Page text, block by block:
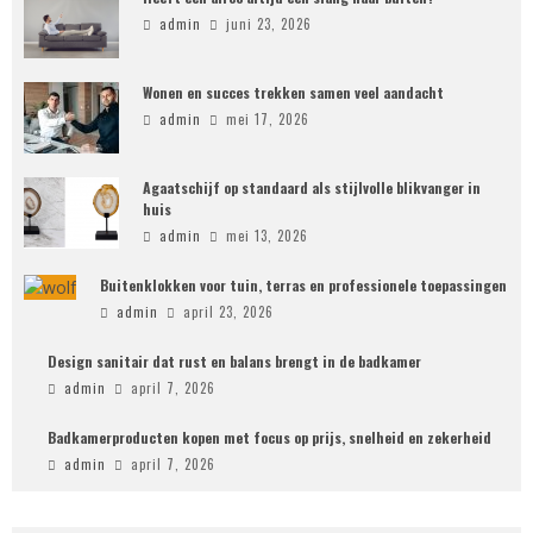
admin juni 23, 2026
Wonen en succes trekken samen veel aandacht
admin mei 17, 2026
Agaatschijf op standaard als stijlvolle blikvanger in
huis
admin mei 13, 2026
Buitenklokken voor tuin, terras en professionele toepassingen
admin april 23, 2026
Design sanitair dat rust en balans brengt in de badkamer
admin april 7, 2026
Badkamerproducten kopen met focus op prijs, snelheid en zekerheid
admin april 7, 2026